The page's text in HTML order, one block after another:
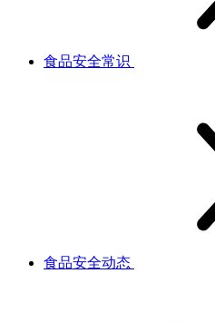
食品安全常识
食品安全动态